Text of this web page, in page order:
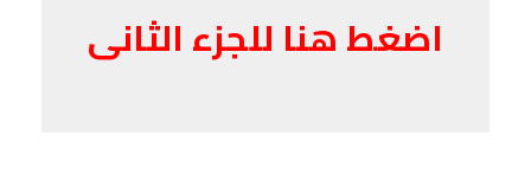
اضغط هنا للجزء الثانى